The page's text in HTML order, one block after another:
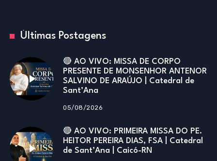
Últimas Postagens
🔴 AO VIVO: MISSA DE CORPO
PRESENTE DE MONSENHOR ANTENOR
SALVINO DE ARAÚJO | Catedral de
Sant’Ana
05/08/2026
🔴 AO VIVO: PRIMEIRA MISSA DO PE.
HEITOR PEREIRA DIAS, FSA | Catedral
de Sant’Ana | Caicó-RN